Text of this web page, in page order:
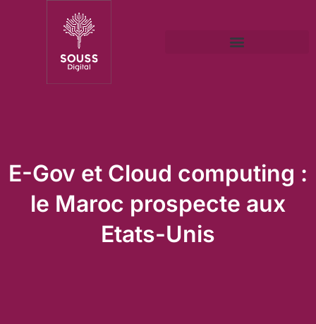
E-Gov et Cloud computing :
le Maroc prospecte aux
Etats-Unis